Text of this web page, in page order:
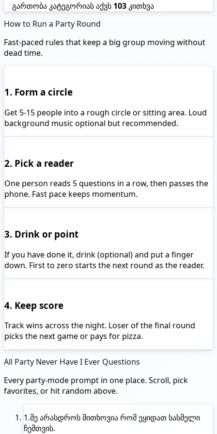
გართობა კატეგორიას აქვს 103 კითხვა
How to Run a Party Round
Fast-paced rules that keep a big group moving without
dead time.
1. Form a circle
Get 5-15 people into a rough circle or sitting area. Loud
background music optional but recommended.
2. Pick a reader
One person reads 5 questions in a row, then passes the
phone. Fast pace keeps momentum.
3. Drink or point
If you have done it, drink (optional) and put a finger
down. First to zero starts the next round as the reader.
4. Keep score
Track wins across the night. Loser of the final round
picks the next game or pays for pizza.
All Party Never Have I Ever Questions
Every party-mode prompt in one place. Scroll, pick
favorites, or hit random above.
1.მე არასდროსმითხოვია რომ ეყიდათ სასმელი
ჩემთვის.